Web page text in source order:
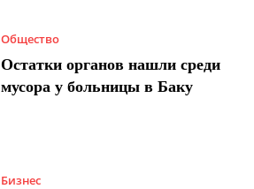
Общество
Остатки органов нашли среди
мусора у больницы в Баку
Бизнес